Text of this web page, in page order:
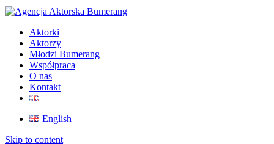
Aktorki
Aktorzy
Młodzi Bumerang
Współpraca
O nas
Kontakt
English
Skip to content